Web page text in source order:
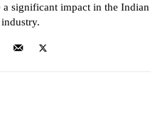
significant impact in the Indian